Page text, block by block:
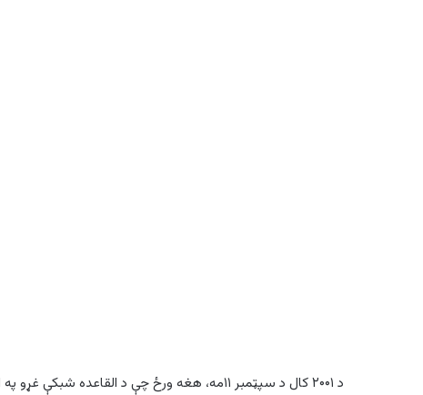
د ۲۰۰۱ کال د سپټمبر ۱۱مه، هغه ورځ چې د